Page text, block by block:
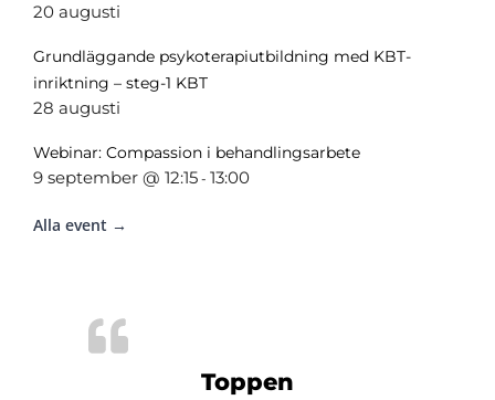
20 augusti
Grundläggande psykoterapiutbildning med KBT-
inriktning – steg-1 KBT
28 augusti
Webinar: Compassion i behandlingsarbete
9 september @ 12:15- 13:00
Alla event →
Toppen